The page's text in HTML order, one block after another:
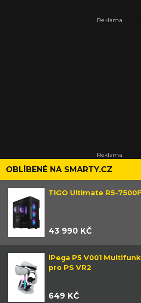
OBLÍBENÉ NA SMARTY.CZ
TIGO Ultimate R5-
43 990 KČ
iPega P5 V001
pro PS VR2
649 KČ